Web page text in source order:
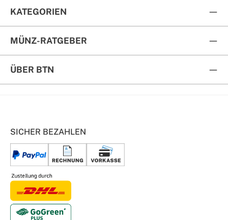
KATEGORIEN
MÜNZ-RATGEBER
ÜBER BTN
SICHER BEZAHLEN